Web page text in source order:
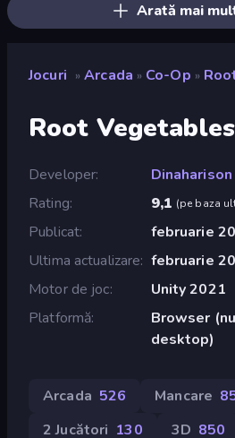
Arată mai
Jocuri » Arcada » Co-Op »
Root
Developer
Rating
9,1 (pe baza
Publicat
februarie
Ultima actualizare februarie
Motor de joc
Unity 2021
Platformă
Browser
desktop)
Arcada 526 Mancare
2 Jucători 130 3D 850